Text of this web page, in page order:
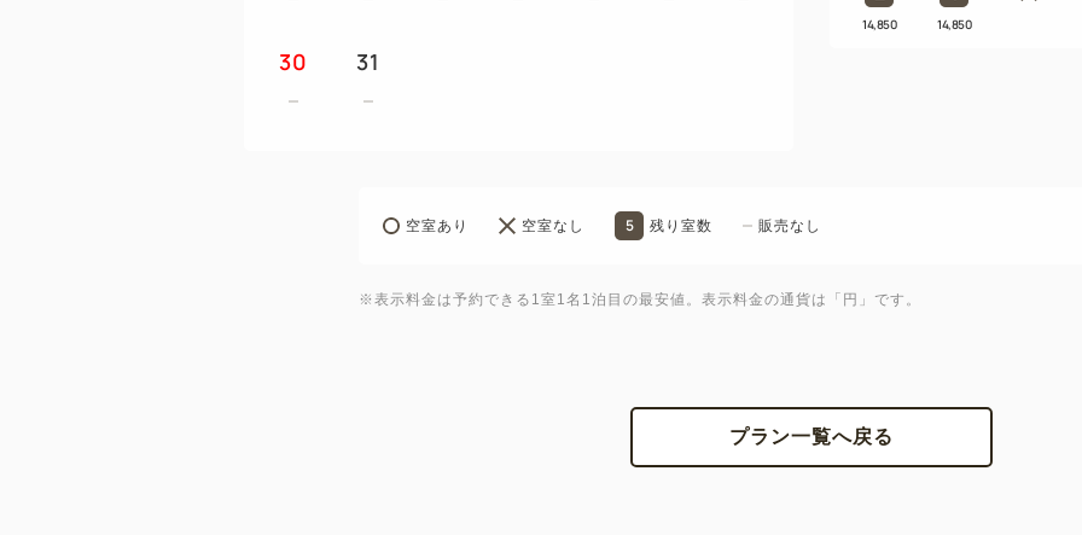
日程や空室状況により料金が
用されます。
30 31
14,850 14,850
空室あり 空室なし 5 残り室数 販売なし
※表示料金は予約できる1室1名1泊目の最安値。表示料金の通貨は「円」です。
プラン一覧へ戻る